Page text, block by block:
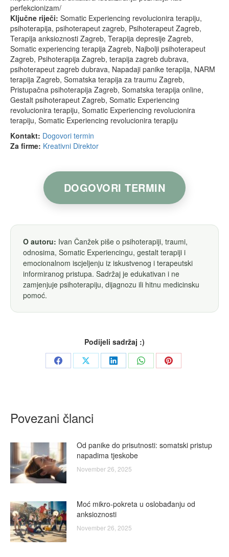
perfekcionizam/
Ključne riječi: Somatic Experiencing revolucionira terapiju,
psihoterapija, psihoterapeut zagreb, Psihoterapeut Zagreb,
Terapija anksioznosti Zagreb, Terapija depresije Zagreb,
Somatic experiencing terapija Zagreb, Najbolji psihoterapeut
Zagreb, Psihoterapija Zagreb, terapija zagreb dubrava,
psihoterapeut zagreb dubrava, Napadaji panike terapija, NARM
terapija Zagreb, Somatska terapija za traumu Zagreb,
Pristupačna psihoterapija Zagreb, Somatska terapija online,
Gestalt psihoterapeut Zagreb, Somatic Experiencing
revolucionira terapiju, Somatic Experiencing revolucionira
terapiju, Somatic Experiencing revolucionira terapiju
Kontakt: Dogovori termin
Za firme: Kreativni Direktor
DOGOVORI TERMIN
O autoru: Ivan Čanžek piše o psihoterapiji, traumi,
odnosima, Somatic Experiencingu, gestalt terapiji i
emocionalnom iscjeljenju iz iskustvenog i terapeutski
informiranog pristupa. Sadržaj je edukativan i ne
zamjenjuje psihoterapiju, dijagnozu ili hitnu medicinsku
pomoć.
Podijeli sadržaj :)
Share Share Share Share Share
Povezani članci
Od panike do prisutnosti: somatski pristup
napadima tjeskobe
November 26, 2025
Moć mikro-pokreta u oslobađanju od
anksioznosti
November 26, 2025